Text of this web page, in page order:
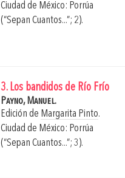
Ciudad de México: Porrúa
(“Sepan Cuantos...”; 2).
3. Los bandidos de Río Frío
Payno, Manuel.
Edición de Margarita Pinto.
Ciudad de México: Porrúa
(“Sepan Cuantos...”; 3).